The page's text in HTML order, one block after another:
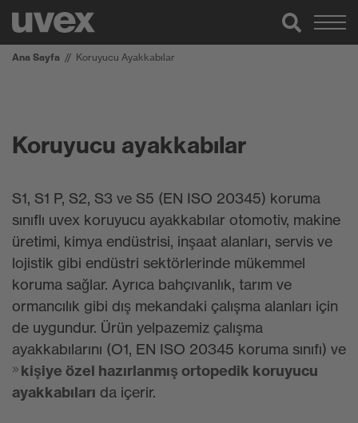
Ana Sayfa Koruyucu Ayakkabılar
Koruyucu ayakkabılar
S1, S1 P, S2, S3 ve S5 (EN ISO 20345) koruma
sınıflı uvex koruyucu ayakkabılar otomotiv, makine
üretimi, kimya endüstrisi, inşaat alanları, servis ve
lojistik gibi endüstri sektörlerinde mükemmel
koruma sağlar. Ayrıca bahçıvanlık, tarım ve
ormancılık gibi dış mekandaki çalışma alanları için
de uygundur. Ürün yelpazemiz çalışma
ayakkabılarını (O1, EN ISO 20345 koruma sınıfı) ve
kişiye özel hazırlanmış ortopedik koruyucu
ayakkabıları da içerir.